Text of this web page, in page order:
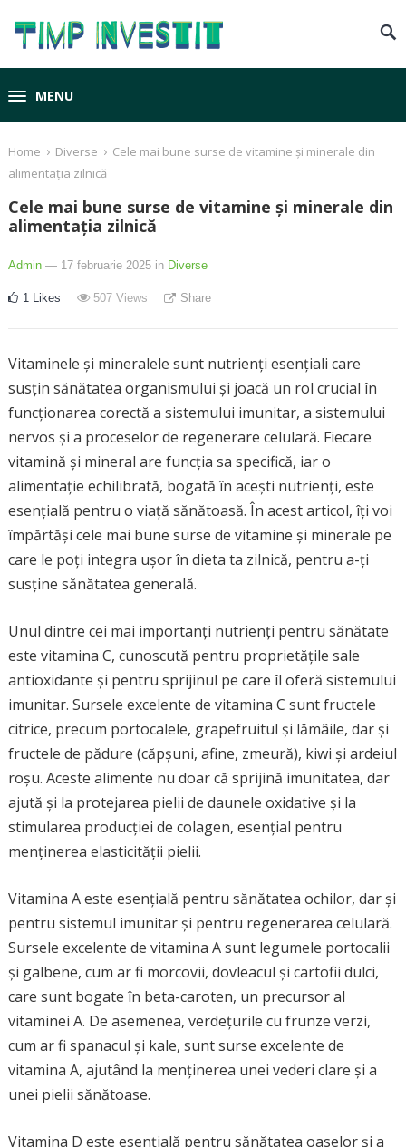
MENU
Home › Diverse › Cele mai bune surse de vitamine și minerale din
alimentația zilnică
Cele mai bune surse de vitamine și minerale din
alimentația zilnică
Admin — 17 februarie 2025 in Diverse
1 Likes 507Views Share
Vitaminele și mineralele sunt nutrienți esențiali care
susțin sănătatea organismului și joacă un rol crucial în
funcționarea corectă a sistemului imunitar, a sistemului
nervos și a proceselor de regenerare celulară. Fiecare
vitamină și mineral are funcția sa specifică, iar o
alimentație echilibrată, bogată în acești nutrienți, este
esențială pentru o viață sănătoasă. În acest articol, îți voi
împărtăși cele mai bune surse de vitamine și minerale pe
care le poți integra ușor în dieta ta zilnică, pentru a-ți
susține sănătatea generală.
Unul dintre cei mai importanți nutrienți pentru sănătate
este vitamina C, cunoscută pentru proprietățile sale
antioxidante și pentru sprijinul pe care îl oferă sistemului
imunitar. Sursele excelente de vitamina C sunt fructele
citrice, precum portocalele, grapefruitul și lămâile, dar și
fructele de pădure (căpșuni, afine, zmeură), kiwi și ardeiul
roșu. Aceste alimente nu doar că sprijină imunitatea, dar
ajută și la protejarea pielii de daunele oxidative și la
stimularea producției de colagen, esențial pentru
menținerea elasticității pielii.
Vitamina A este esențială pentru sănătatea ochilor, dar și
pentru sistemul imunitar și pentru regenerarea celulară.
Sursele excelente de vitamina A sunt legumele portocalii
și galbene, cum ar fi morcovii, dovleacul și cartofii dulci,
care sunt bogate în beta-caroten, un precursor al
vitaminei A. De asemenea, verdețurile cu frunze verzi,
cum ar fi spanacul și kale, sunt surse excelente de
vitamina A, ajutând la menținerea unei vederi clare și a
unei pielii sănătoase.
Vitamina D este esențială pentru sănătatea oaselor și a